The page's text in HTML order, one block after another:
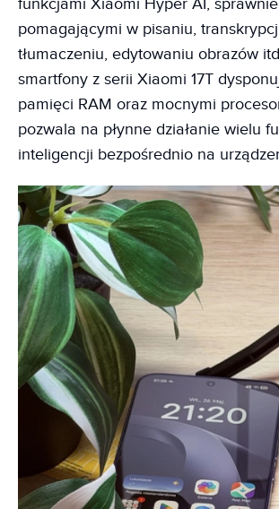
funkcjami Xiaomi Hyper AI, sprawnie
pomagającymi w pisaniu,
tłumaczeniu, edytowaniu obrazów
smartfony z serii Xiaomi 17T
pamięci RAM oraz mocnymi
pozwala na płynne działanie wielu
inteligencji bezpośrednio na